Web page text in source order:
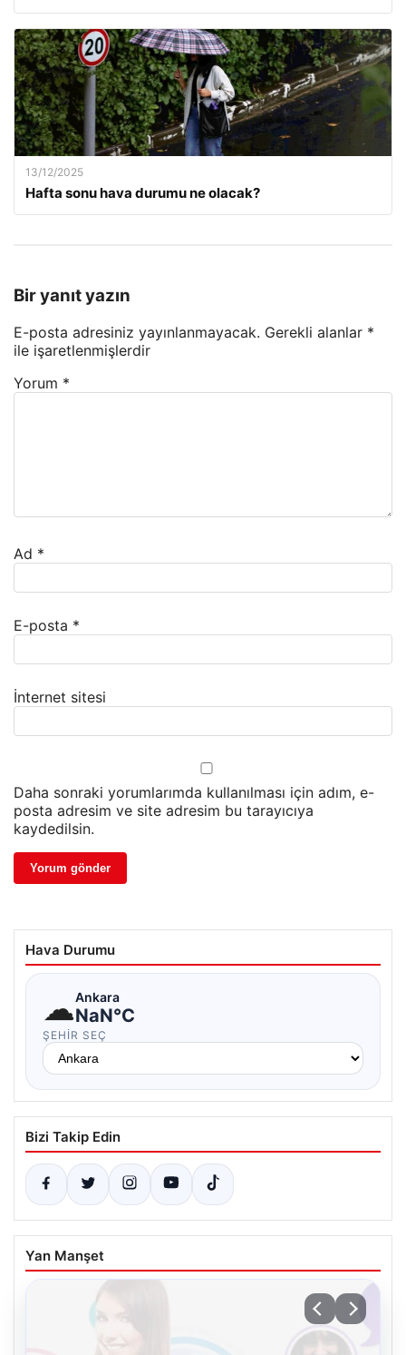
13/12/2025
Hafta sonu hava durumu ne olacak?
Bir yanıt yazın
E-posta adresiniz yayınlanmayacak. Gerekli alanlar *
ile işaretlenmişlerdir
Yorum *
Ad *
E-posta *
İnternet sitesi
Daha sonraki yorumlarımda kullanılması için adım, e-
posta adresim ve site adresim bu tarayıcıya
kaydedilsin.
Hava Durumu
☁Ankara
NaN°C
ŞEHIR SEÇ
Bizi Takip Edin
Yan Manşet